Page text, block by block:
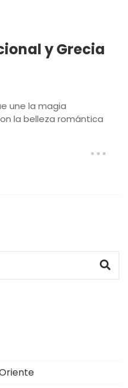
Egipto con
Un itinerario fascinante
de las Pirámides y los